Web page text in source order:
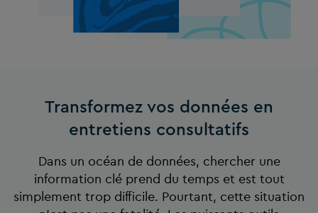
Transformez vos données en
entretiens consultatifs
Dans un océan de données, chercher une
information clé prend du temps et est tout
simplement trop difficile. Pourtant, cette situation